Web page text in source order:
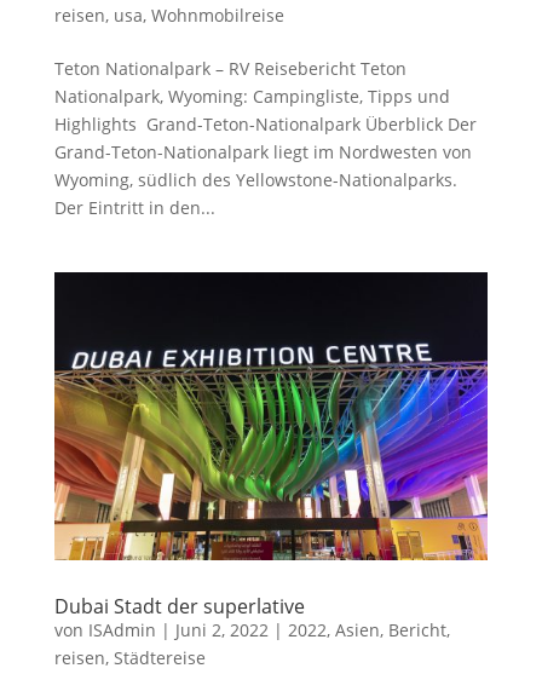
reisen, usa, Wohnmobilreise
Teton Nationalpark – RV Reisebericht Teton
Nationalpark, Wyoming: Campingliste, Tipps und
Highlights Grand-Teton-Nationalpark Überblick Der
Grand-Teton-Nationalpark liegt im Nordwesten von
Wyoming, südlich des Yellowstone-Nationalparks.
Der Eintritt in den...
Dubai Stadt der superlative
von ISAdmin | Juni 2, 2022| 2022, Asien, Bericht,
reisen, Städtereise